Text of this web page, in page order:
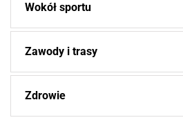
Wokół sportu
Zawody i trasy
Zdrowie